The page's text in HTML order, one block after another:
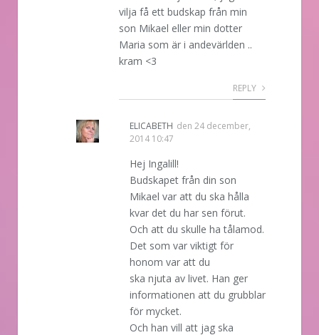
vilja få ett budskap från min
son Mikael eller min dotter
Maria som är i andevärlden ..
kram <3
REPLY
ELICABETH den 24 december,
2014 10:47
Hej Ingalill!
Budskapet från din son
Mikael var att du ska hålla
kvar det du har sen förut.
Och att du skulle ha tålamod.
Det som var viktigt för
honom var att du
ska njuta av livet. Han ger
informationen att du grubblar
för mycket.
Och han vill att jag ska